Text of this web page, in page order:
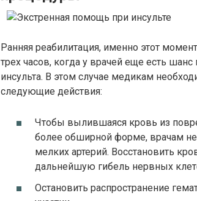
Ранняя реабилитация, именно этот
трех часов, когда у врачей еще есть
инсульта. В этом случае медикам
следующие действия:
Чтобы вылившаяся кровь из
более обширной форме, врачам
мелких артерий. Восстановить
дальнейшую гибель нервных
Остановить распространение